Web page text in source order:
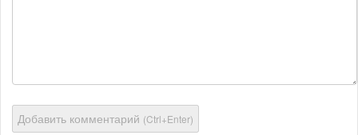
Добавить комментарий (Ctrl+Enter)